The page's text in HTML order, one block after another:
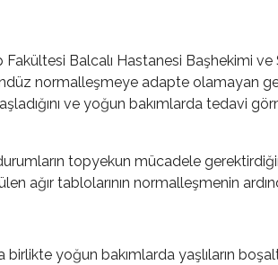
Balcalı Hastanesi Başhekimi ve
normalleşmeye adapte olamayan
ve yoğun bakımlarda tedavi
topyekun mücadele
ağır tablolarının normalleşmenin
yoğun bakımlarda yaşlıların